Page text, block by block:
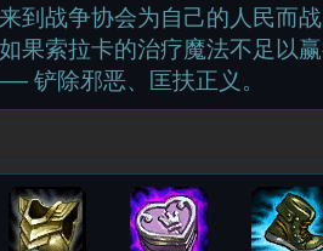
到战争协会为自己的人民而
果索拉卡的治疗魔法不足以
铲除邪恶、匡扶正义。